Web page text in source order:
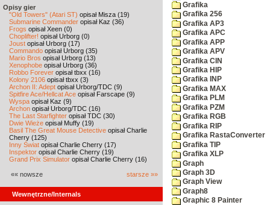
Opisy gier
"Old Towers" (Atari ST) opisał Misza (19)
Submarine Commander opisał Kaz (36)
Frogs opisał Xeen (0)
Choplifter! opisał Urborg (0)
Joust opisał Urborg (17)
Commando opisał Urborg (35)
Mario Bros opisał Urborg (13)
Xenophobe opisał Urborg (36)
Robbo Forever opisał tbxx (16)
Kolony 2106 opisał tbxx (3)
Archon II: Adept opisał Urborg/TDC (9)
Spitfire Ace/Hellcat Ace opisał Farscape (9)
Wyspa opisał Kaz (9)
Archon opisał Urborg/TDC (16)
The Last Starfighter opisał TDC (30)
Dwie Wieże opisał Muffy (19)
Basil The Great Mouse Detective opisał Charlie
Cherry (125)
Inny Świat opisał Charlie Cherry (17)
Inspektor opisał Charlie Cherry (19)
Grand Prix Simulator opisał Charlie Cherry (16)
«« nowsze starsze »»
Wewnętrzne/Internals
Grafika
Grafika 256
Grafika AP3
Grafika APC
Grafika APP
Grafika APV
Grafika CIN
Grafika HIP
Grafika INP
Grafika MAX
Grafika PLM
Grafika PZM
Grafika RGB
Grafika RIP
Grafika RastaConverter
Grafika TIP
Grafika XLP
Graph
Graph 3D
Graph View
Graph8
Graphic 8 Painter